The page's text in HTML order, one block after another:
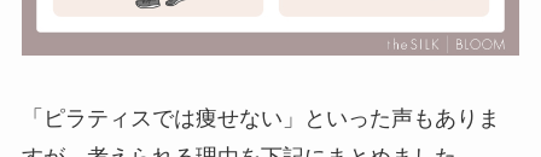
「ピラティスでは痩せない」といった声もありま